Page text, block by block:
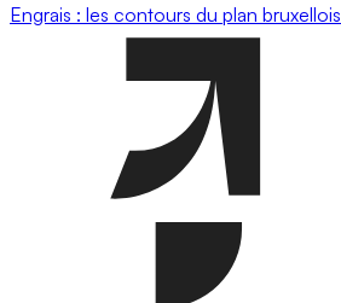
Engrais : les contours du plan bruxellois